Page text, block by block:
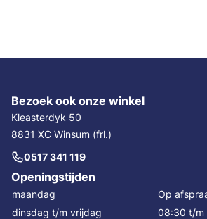
Bezoek ook onze winkel
Kleasterdyk 50
8831 XC Winsum (frl.)
0517 341 119
Openingstijden
maandag
Op
dinsdag t/m vrijdag
08:30 t/m